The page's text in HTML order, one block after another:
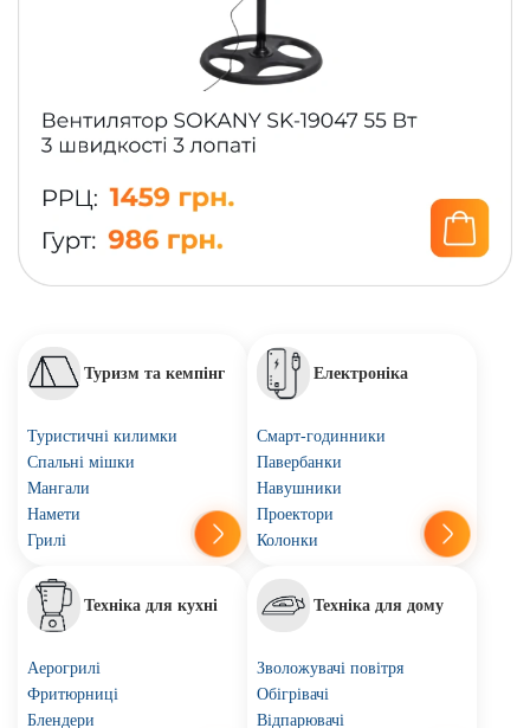
Туризм та кемпінг
Туристичні килимки
Спальні мішки
Мангали
Намети
Грилі
Електроніка
Смарт-годинники
Павербанки
Навушники
Проектори
Колонки
Техніка для кухні
Аерогрилі
Фритюрниці
Блендери
Техніка для дому
Зволожувачі повітря
Обігрівачі
Відпарювачі